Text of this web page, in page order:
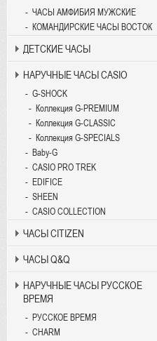
ЧАСЫ АМФИБИЯ МУЖСКИЕ
КОМАНДИРСКИЕ ЧАСЫ ВОСТОК
ДЕТСКИЕ ЧАСЫ
НАРУЧНЫЕ ЧАСЫ CASIO
G-SHOCK
Коллекция G-PREMIUM
Коллекция G-CLASSIC
Коллекция G-SPECIALS
Baby-G
CASIO PRO TREK
EDIFICE
SHEEN
CASIO COLLECTION
ЧАСЫ CITIZEN
ЧАСЫ Q&Q
НАРУЧНЫЕ ЧАСЫ РУССКОЕ
ВРЕМЯ
РУССКОЕ ВРЕМЯ
CHARM